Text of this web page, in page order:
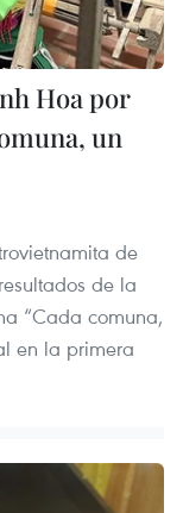
Hoa por
un
de
de la
“Cada comuna,
en la primera